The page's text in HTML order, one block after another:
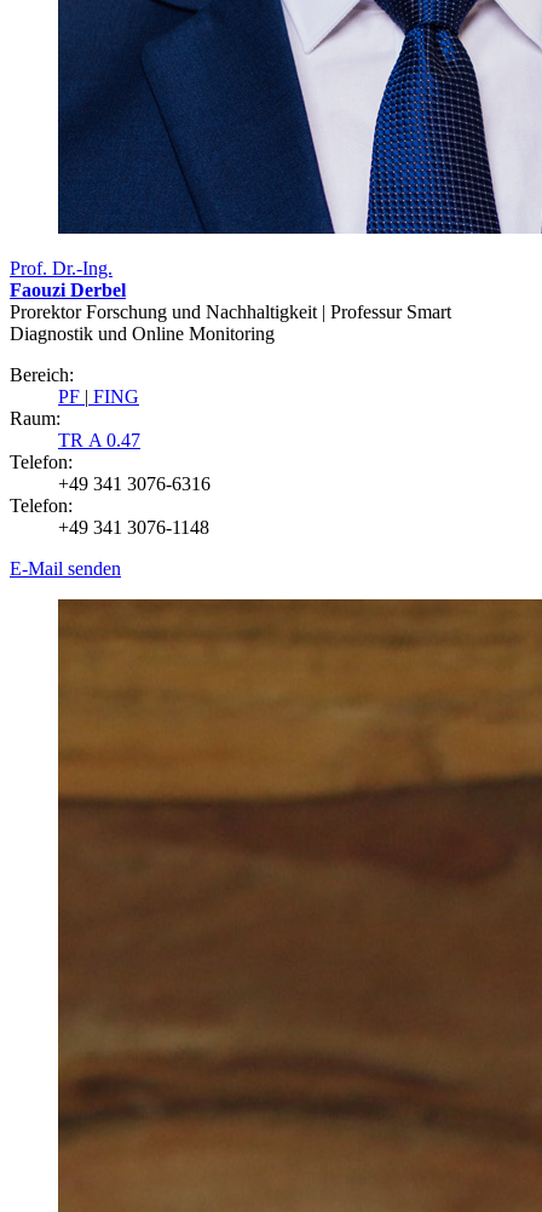
Prof. Dr.-Ing.
Faouzi Derbel
Prorektor Forschung und Nachhaltigkeit | Professur Smart
Diagnostik und Online Monitoring
Bereich:
PF | FING
Raum:
TR A 0.47
Telefon:
+49 341 3076-6316
Telefon:
+49 341 3076-1148
E-Mail senden